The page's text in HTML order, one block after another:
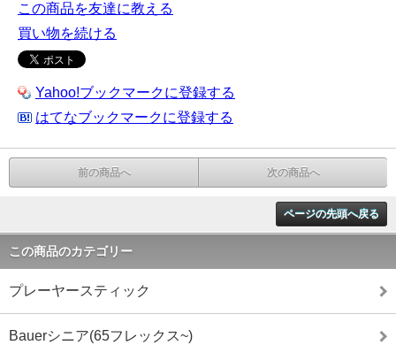
この商品を友達に教える
買い物を続ける
Yahoo!ブックマークに登録する
はてなブックマークに登録する
前の商品へ 次の商品へ
ページの先頭へ戻る
この商品のカテゴリー
プレーヤースティック
Bauerシニア(65フレックス~)